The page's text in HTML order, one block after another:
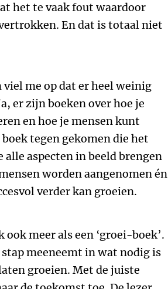
het te vaak fout waardoor
En dat is totaal niet
me op dat er heel weinig
er zijn boeken over hoe je
en hoe je mensen kunt
tegen gekomen die het
aspecten in beeld brengen
worden aangenomen én
verder kan groeien.
meer als een ‘groei-boek’.
meeneemt in wat nodig is
groeien. Met de juiste